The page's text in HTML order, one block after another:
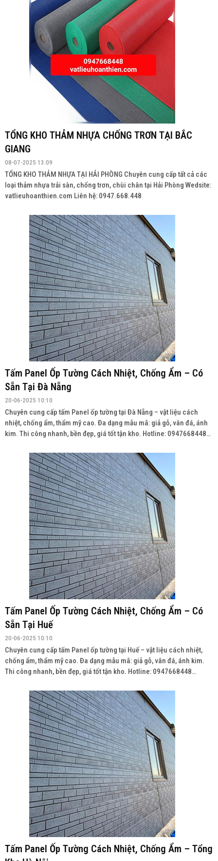
TỔNG KHO THẢM NHỰA CHỐNG TRƠN TẠI BẮC
GIANG
08-07-2025 13:09
TỔNG KHO THẢM NHỰA TẠI HẢI PHÒNG Chuyên cung cấp tất cả các
loại thảm nhựa trải sàn, chống trơn, chùi chân tại Hải Phòng Wedsite:
vatlieuhoanthien.com Liên hệ: 0947.668.448
Tấm Panel Ốp Tường Cách Nhiệt, Chống Ẩm – Có
Sẵn Tại Đà Nẵng
20-06-2025 10:10
Chuyên cung cấp tấm Panel ốp tường tại Đà Nẵng – vật liệu cách
nhiệt, chống ẩm, thẩm mỹ cao. Đa dạng mẫu mã: giả gỗ, vân đá, ánh
kim. Thi công nhanh, bền đẹp, giá tốt tận kho. Hotline: 0947668448
Tấm Panel Ốp Tường Cách Nhiệt, Chống Ẩm – Có
Sẵn Tại Huế
20-06-2025 10:10
Chuyên cung cấp tấm Panel ốp tường tại Huế – vật liệu cách nhiệt,
chống ẩm, thẩm mỹ cao. Đa dạng mẫu mã: giả gỗ, vân đá, ánh kim.
Thi công nhanh, bền đẹp, giá tốt tận kho. Hotline: 0947668448
Tấm Panel Ốp Tường Cách Nhiệt, Chống Ẩm – Tổng